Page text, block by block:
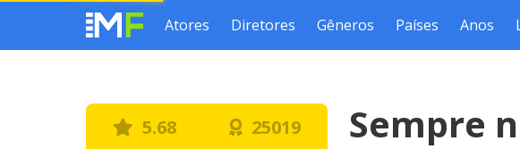
Atores Diretores Gêneros Países Anos
5.68 25019 Sempre